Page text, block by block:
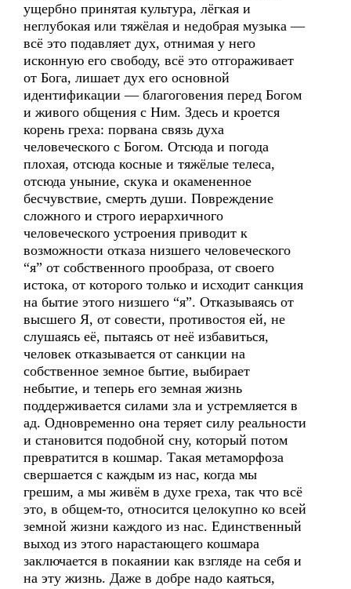
ущербно принятая культура, лёгкая и
неглубокая или тяжёлая и недобрая музыка —
всё это подавляет дух, отнимая у него
исконную его свободу, всё это отгораживает
от Бога, лишает дух его основной
идентификации — благоговения перед Богом
и живого общения с Ним. Здесь и кроется
корень греха: порвана связь духа
человеческого с Богом. Отсюда и погода
плохая, отсюда косные и тяжёлые телеса,
отсюда уныние, скука и окамененное
бесчувствие, смерть души. Повреждение
сложного и строго иерархичного
человеческого устроения приводит к
возможности отказа низшего человеческого
“я” от собственного прообраза, от своего
истока, от которого только и исходит санкция
на бытие этого низшего “я”. Отказываясь от
высшего Я, от совести, противостоя ей, не
слушаясь её, пытаясь от неё избавиться,
человек отказывается от санкции на
собственное земное бытие, выбирает
небытие, и теперь его земная жизнь
поддерживается силами зла и устремляется в
ад. Одновременно она теряет силу реальности
и становится подобной сну, который потом
превратится в кошмар. Такая метаморфоза
свершается с каждым из нас, когда мы
грешим, а мы живём в духе греха, так что всё
это, в общем-то, относится целокупно ко всей
земной жизни каждого из нас. Единственный
выход из этого нарастающего кошмара
заключается в покаянии как взгляде на себя и
на эту жизнь. Даже в добре надо каяться,